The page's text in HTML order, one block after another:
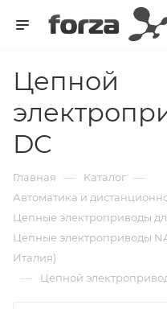
Цепной
DC
Главная — Каталог —
Автоматика и
Цепные электроприводы
Цепные электроприводы
Италия)
— Цепной